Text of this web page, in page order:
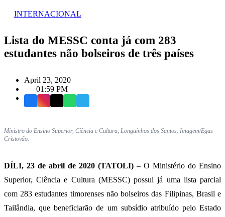
INTERNACIONAL
Lista do MESSC conta já com 283
estudantes não bolseiros de três países
April 23, 2020
01:59 PM
FacebookInstagram
Ministro do Ensino Superior, Ciência e Cultura, Longuinhos dos Santos. Imagem/Egas
Cristovão.
DÍLI, 23 de abril de 2020 (TATOLI) – O Ministério do Ensino
Superior, Ciência e Cultura (MESSC) possui já uma lista parcial
com 283 estudantes timorenses não bolseiros das Filipinas, Brasil e
Tailândia, que beneficiarão de um subsídio atribuído pelo Estado